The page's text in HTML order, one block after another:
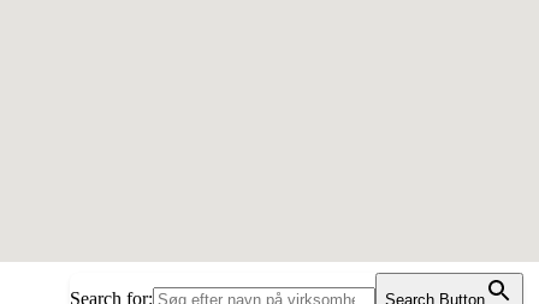
Search for: Search Button